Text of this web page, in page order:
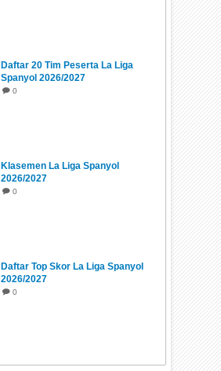
Daftar 20 Tim Peserta La Liga
Spanyol 2026/2027
0
Klasemen La Liga Spanyol
2026/2027
0
Daftar Top Skor La Liga Spanyol
2026/2027
0